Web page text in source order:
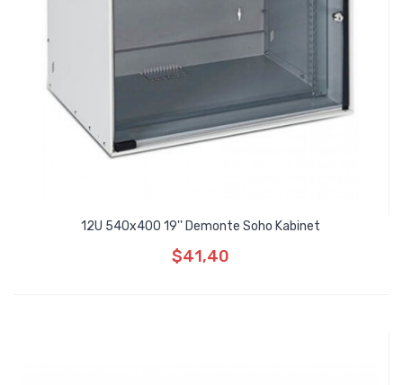
12U 540x400 19'' Demonte Soho Kabinet
$41,40